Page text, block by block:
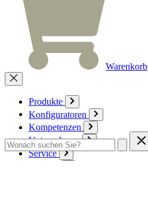
Warenkorb
Produkte
Konfiguratoren
Kompetenzen
Unternehmen
Service